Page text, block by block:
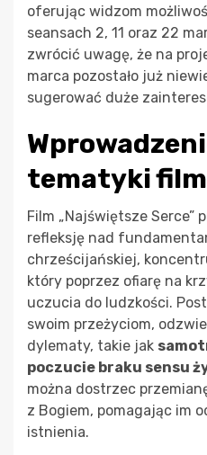
oferując widzom
seansach 2, 11 oraz 22
zwrócić uwagę, że na
marca pozostało już
sugerować duże
tematyki
Film „Najświętsze Serce”
refleksję nad
chrześcijańskiej,
który poprzez ofiarę na
uczucia do ludzkości.
swoim przeżyciom,
dylematy, takie jak
poczucie braku sensu
można dostrzec
z Bogiem, pomagając im
istnienia.